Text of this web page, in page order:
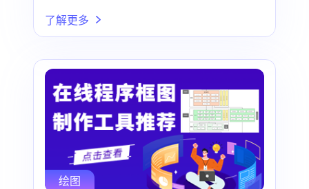
了解更多
绘图